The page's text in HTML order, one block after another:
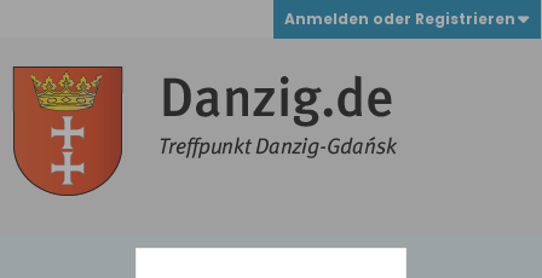
Anmelden oder Registrieren